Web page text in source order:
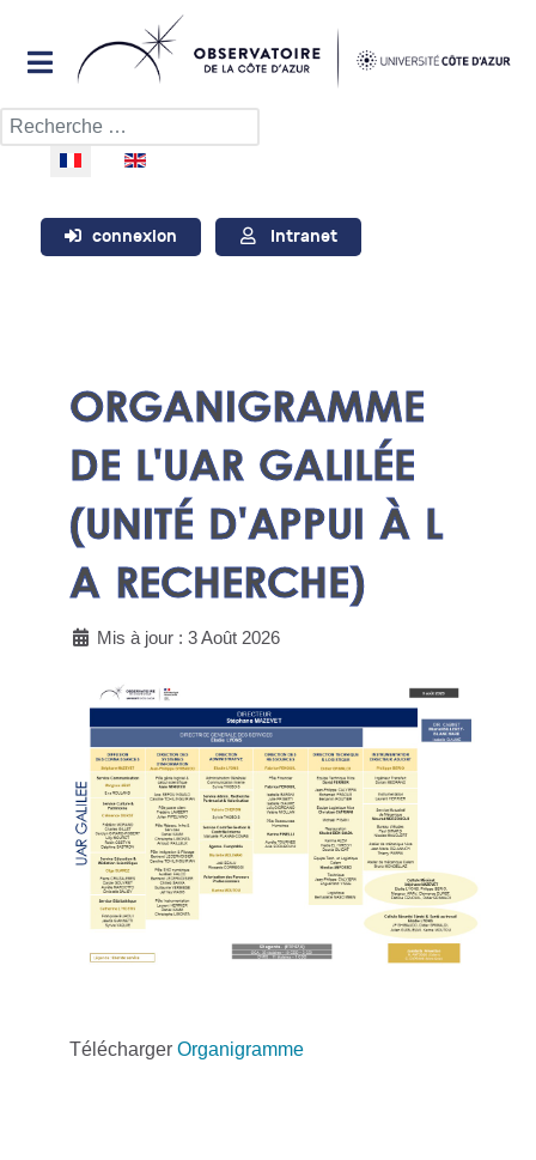
Rechercher
Sélectionnez votre langue
connexion Intranet
ORGANIGRAMME
DE L'UAR GALILÉE
(UNITÉ D'APPUI À L
A RECHERCHE)
Mis à jour : 3 Août 2026
Télécharger Organigramme